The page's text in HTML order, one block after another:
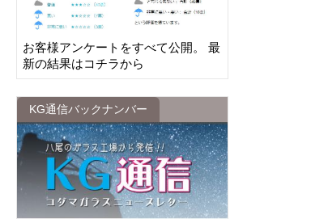
お客様アンケートをすべて公開。 最
新の結果はコチラから
KG通信バックナンバー